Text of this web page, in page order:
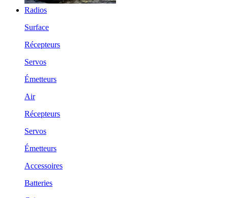
Radios
Surface
Récepteurs
Servos
Émetteurs
Air
Récepteurs
Servos
Émetteurs
Accessoires
Batteries